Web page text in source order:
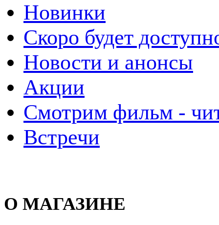
Новинки
Скоро будет
Новости и анонсы
Акции
Смотрим фильм -
Встречи
О МАГАЗИНЕ